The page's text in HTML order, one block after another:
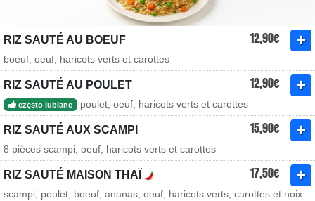
RIZ SAUTÉ AU BOEUF 12,90€
boeuf, oeuf, haricots verts et carottes
RIZ SAUTÉ AU POULET 12,90€
często lubiane poulet, oeuf, haricots verts et carottes
RIZ SAUTÉ AUX SCAMPI 15,90€
8 pièces scampi, oeuf, haricots verts et carottes
RIZ SAUTÉ MAISON THAÏ 17,50€
scampi, poulet, boeuf, ananas, oeuf, haricots verts, carottes et noix